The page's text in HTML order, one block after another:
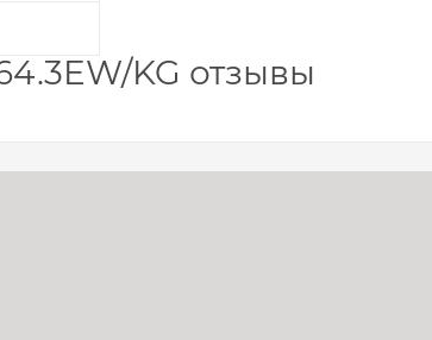
KG отзывы